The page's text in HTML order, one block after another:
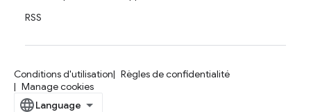
RSS
Conditions d'utilisation
Règles de confidentialité
Manage cookies